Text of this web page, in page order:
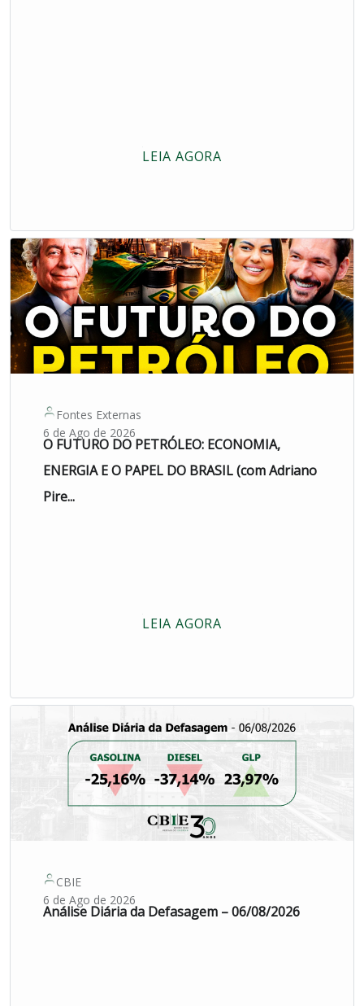
LEIA AGORA
Fontes Externas
6 de Ago de 2026
O FUTURO DO PETRÓLEO: ECONOMIA,
ENERGIA E O PAPEL DO BRASIL (com Adriano
Pire...
LEIA AGORA
CBIE
6 de Ago de 2026
Análise Diária da Defasagem – 06/08/2026